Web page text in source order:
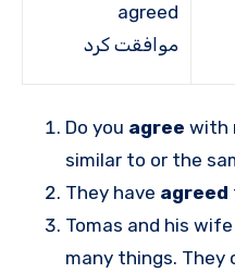
agreed
موافقت کرد
Do you agree with
similar to or the
They have agreed
Tomas and his wife
many things. They